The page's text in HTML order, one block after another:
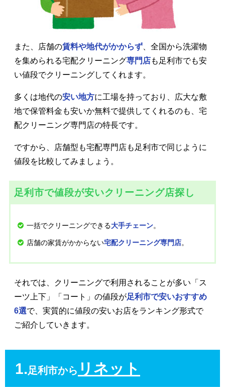
また、店舗の賃料や地代がかからず 、全国から洗濯物
を集められる宅配クリーニング専門店も足利市でも安
い値段でクリーニングしてくれます。
多くは地代の安い地方に工場を持っており、広大な敷
地で保管料金も安いか無料で提供してくれるのも、宅
配クリーニング専門店の特長です。
ですから、店舗型も宅配専門店も足利市で同じように
値段を比較してみましょう。
足利市で値段が安いクリーニング店探し
一括でクリーニングできる大手チェーン。
店舗の家賃がかからない宅配クリーニング専門店。
それでは、クリーニングで利用されることが多い「ス
ーツ上下」「コート」の値段が足利市で安いおすすめ
6選で、実質的に値段の安いお店をランキング形式で
ご紹介していきます。
1.足利市から リネット